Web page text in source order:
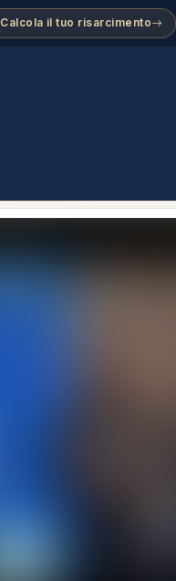
Calcola il tuo risarcimento